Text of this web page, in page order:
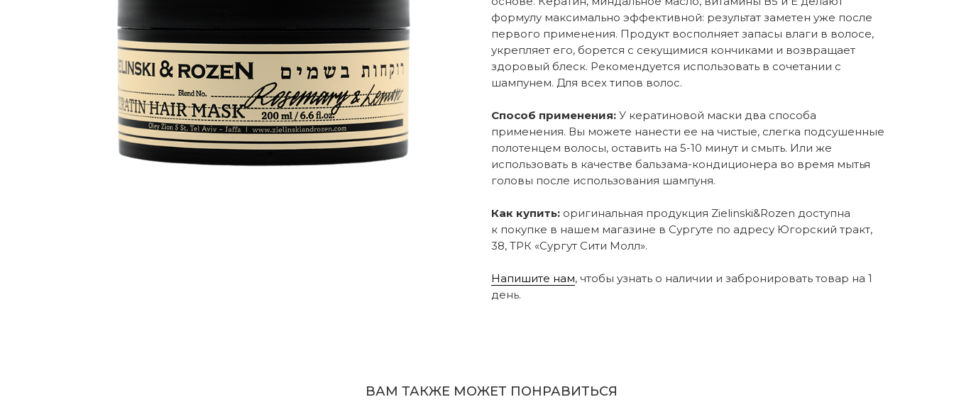
формулу максимально эффективной: результат заметен уже после
первого применения. Продукт восполняет запасы влаги в волосе,
укрепляет его, борется с секущимися кончиками и возвращает
здоровый блеск. Рекомендуется использовать в сочетании с
шампунем. Для всех типов волос.
Способ применения: У кератиновой маски два способа
применения. Вы можете нанести ее на чистые, слегка подсушенные
полотенцем волосы, оставить на 5-10 минут и смыть. Или же
использовать в качестве бальзама-кондиционера во время мытья
головы после использования шампуня.
Как купить: оригинальная продукция Zielinski&Rozen доступна
к покупке в нашем магазине в Сургуте по адресу Югорский тракт,
38, ТРК «Сургут Сити Молл».
Напишите нам, чтобы узнать о наличии и забронировать товар на 1
день.
ВАМ ТАКЖЕ МОЖЕТ ПОНРАВИТЬСЯ